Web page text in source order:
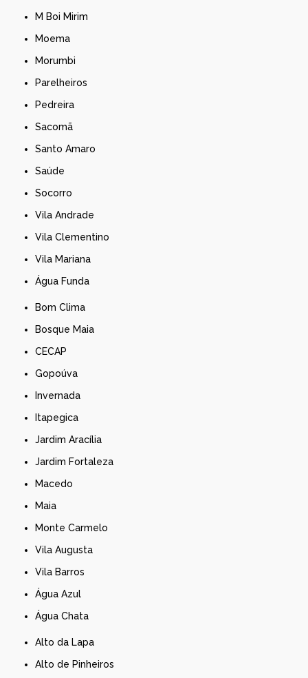
M Boi Mirim
Moema
Morumbi
Parelheiros
Pedreira
Sacomã
Santo Amaro
Saúde
Socorro
Vila Andrade
Vila Clementino
Vila Mariana
Água Funda
Bom Clima
Bosque Maia
CECAP
Gopoúva
Invernada
Itapegica
Jardim Aracília
Jardim Fortaleza
Macedo
Maia
Monte Carmelo
Vila Augusta
Vila Barros
Água Azul
Água Chata
Alto da Lapa
Alto de Pinheiros